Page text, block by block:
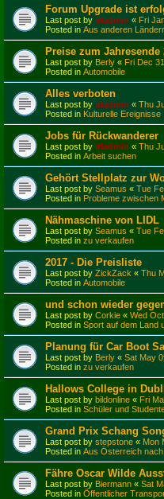
Forum Upgrade ist
Last post by irladmin « Fri
Posted in Aus anderen
Preise zum Jahresende
Last post by Berly « Fri Dec
Posted in Automobile
Alles verboten
Last post by irladmin « Thu
Posted in Kulturelle Ereignisse
Jobs für Rückwanderer
Last post by irladmin « Thu
Posted in Arbeit suchen
Gehört Stellplatz zur
Last post by Seamus « Tue
Posted in Probleme zwischen
Nähmaschine von LIDL
Last post by Seamus « Tue
Posted in zu verkaufen
2017 - Die Preisliste
Last post by ZickZack « Thu
Posted in Automobile
und schon wieder
Last post by Corkie « Wed
Posted in Sport auf dem Land
Planung für Car Boot
Last post by Berly « Sat May
Posted in zu verkaufen
Hallows College in
Last post by bildonline « Fri
Posted in Schüler und
Grand Prix Schang
Last post by stepstone « Mon
Posted in Aus Österreich
Fähre Oscar Wilde
Last post by Biermann « Sat
Posted in Öffentlicher